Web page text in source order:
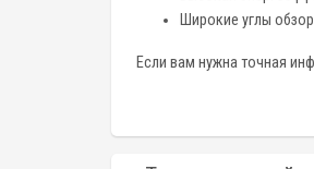
Широкие углы
Если вам нужна точная